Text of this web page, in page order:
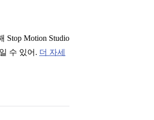
Stop Motion Studio
수 있어. 더 자세